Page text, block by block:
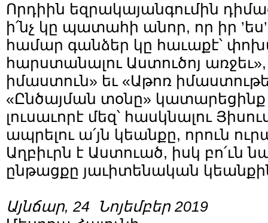
Որդիին եզրակայանգումին
ի՛նչ կը պատահի անոր, որ իր ’ես’-
համար գանձեր կը հաւաքէ՝
հարստանալու Աստուծոյ առջեւ»,
իմաստուն» եւ «Աթոռ
«Ընծայման տօնը» կատարեցինք
լուսաւորէ մեզ՝ հասկնալու
ապրելու ա՛յն կեանքը, որուն
Աղբիւրն է Աստուած, իսկ բո՛ւն
ընթացքը յաւիտենական
Այնճար, 24 Նոյեմբեր 2019